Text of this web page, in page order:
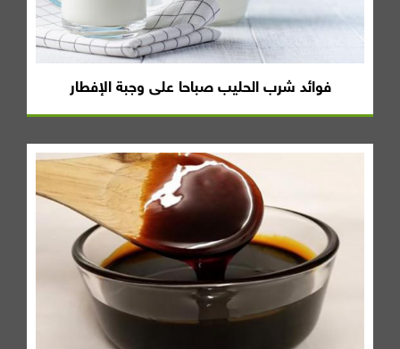
فوائد شرب الحليب صباحا على وجبة الإفطار